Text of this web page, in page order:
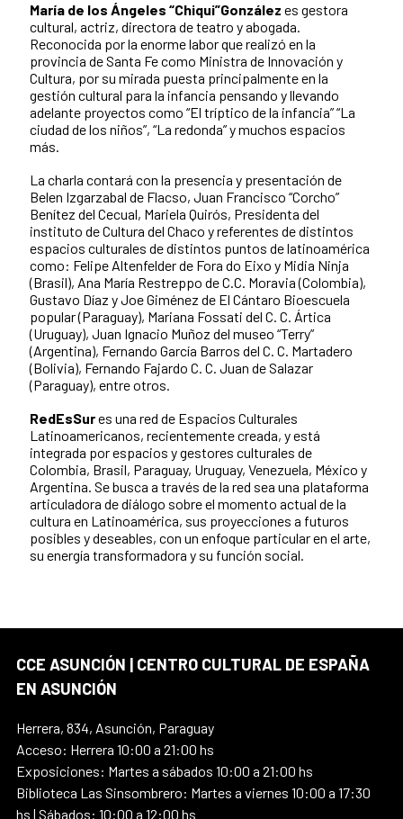
María de los Ángeles “Chiqui”González es gestora
cultural, actriz, directora de teatro y abogada.
Reconocida por la enorme labor que realizó en la
provincia de Santa Fe como Ministra de Innovación y
Cultura, por su mirada puesta principalmente en la
gestión cultural para la infancia pensando y llevando
adelante proyectos como “El tríptico de la infancia” “La
ciudad de los niños”, “La redonda” y muchos espacios
más.
La charla contará con la presencia y presentación de
Belen Izgarzabal de Flacso, Juan Francisco “Corcho”
Benítez del Cecual, Mariela Quirós, Presidenta del
instituto de Cultura del Chaco y referentes de distintos
espacios culturales de distintos puntos de latinoamérica
como: Felipe Altenfelder de Fora do Eixo y Midia Ninja
(Brasil), Ana María Restreppo de C.C. Moravia (Colombia),
Gustavo Díaz y Joe Giménez de El Cántaro Bioescuela
popular (Paraguay), Mariana Fossati del C. C. Ártica
(Uruguay), Juan Ignacio Muñoz del museo “Terry”
(Argentina), Fernando García Barros del C. C. Martadero
(Bolivia), Fernando Fajardo C. C. Juan de Salazar
(Paraguay), entre otros.
RedEsSures una red de Espacios Culturales
Latinoamericanos, recientemente creada, y está
integrada por espacios y gestores culturales de
Colombia, Brasil, Paraguay, Uruguay, Venezuela, México y
Argentina. Se busca a través de la red sea una plataforma
articuladora de diálogo sobre el momento actual de la
cultura en Latinoamérica, sus proyecciones a futuros
posibles y deseables, con un enfoque particular en el arte,
su energía transformadora y su función social.
CCE ASUNCIÓN | CENTRO CULTURAL DE ESPAÑA
EN ASUNCIÓN
Herrera, 834, Asunción, Paraguay
Acceso: Herrera 10:00 a 21:00 hs
Exposiciones: Martes a sábados 10:00 a 21:00 hs
Biblioteca Las Sinsombrero: Martes a viernes 10:00 a 17:30
hs | Sábados: 10:00 a 12:00 hs